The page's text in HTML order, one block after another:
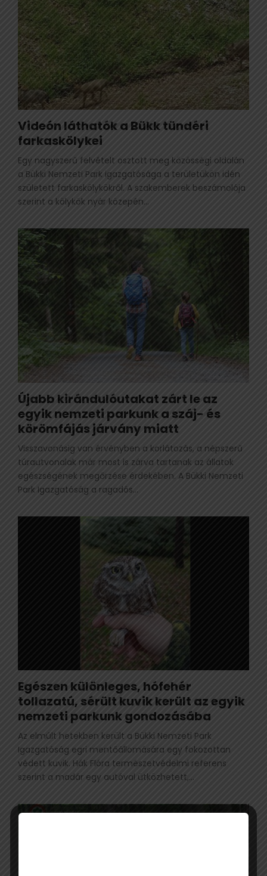
Videón láthatók a Bükk tündéri
farkaskölykei
Egy nagyszerű felvételt osztott meg közösségi oldalán
a Bükki Nemzeti Park igazgatósága a területükön idén
született farkaskölykökről. A szakemberek beszámolója
szerint a kölykök nyár közepén...
Újabb kirándulóutakat zárt le az
egyik nemzeti parkunk a száj- és
körömfájás járvány miatt
Visszavonásig van érvényben a korlátozás, a népszerű
túrautvonalak már most is zárva tartanak az állatok
egészségének megőrzése érdekében. A Bükki Nemzeti
Park Igazgatóság a ragadós...
Egészen különleges, hófehér
tollazatú, sérült kuvik került az egyik
nemzeti parkunk gondozásába
Az elmúlt hetekben került a Bükki Nemzeti Park
Igazgatóság egri mentőállomására egy fokozottan
védett kuvik. Hák Flóra természetvédelmi referens
szerint a madár egy autóval ütközhetett,...